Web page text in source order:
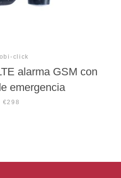
click
alarma GSM con
emergencia
€298